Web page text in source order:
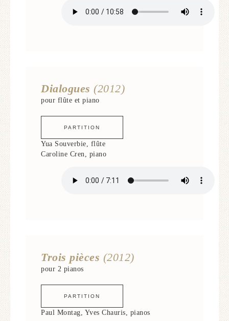
Dialogues (2012)
pour flûte et piano
PARTITION
Yua Souverbie, flûte
Caroline Cren, piano
Trois pièces (2012)
pour 2 pianos
PARTITION
Paul Montag, Yves Chauris, pianos